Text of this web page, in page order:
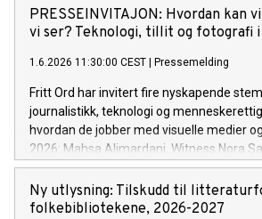
lansering av rapporten Uro under en
samtale om funnene mandag 8. juni
PRESSEINVITAJON: Hvordan kan
vi ser? Teknologi, tillit og fotografi
1.6.2026 11:30:00 CEST | Pressemelding
Fritt Ord har invitert fire nyskapende
journalistikk, teknologi og
hvordan de jobber med visuelle medier
2026: Mahsa Alimardani, Witness Nora
Your Work Lab Manisha Ganguly,
hos Fritt Ord, Uranienborgveien 2, Oslo.
Ny utlysning: Tilskudd til
folkebibliotekene, 2026-2027